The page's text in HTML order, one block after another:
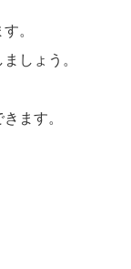
。
しょう。
ます。